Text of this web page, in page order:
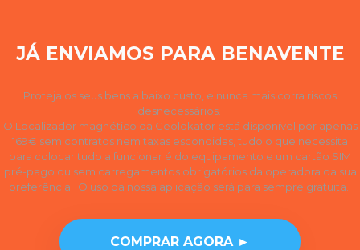
JÁ ENVIAMOS PARA BENAVENTE
Proteja os seus bens a baixo custo, e nunca mais corra riscos
desnecessários.
O Localizador magnético da Geolokator está disponível por apenas
169€ sem contratos nem taxas escondidas, tudo o que necessita
para colocar tudo a funcionar é do equipamento e um cartão SIM
pré-pago ou sem carregamentos obrigatórios da operadora da sua
preferência. O uso da nossa aplicação será para sempre gratuita.
COMPRAR AGORA ►